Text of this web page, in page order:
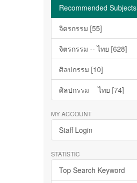
Recommended Subjects
จิตรกรรม [55]
จิตรกรรม -- ไทย [628]
ศิลปกรรม [10]
ศิลปกรรม -- ไทย [74]
MY ACCOUNT
Staff Login
STATISTIC
Top Search Keyword